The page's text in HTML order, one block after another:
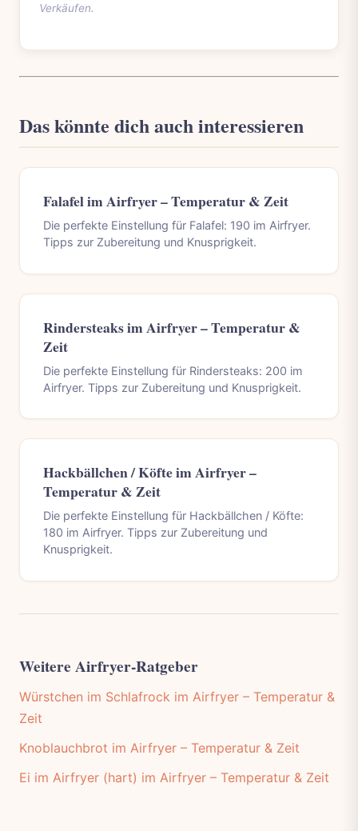
Verkäufen.
Das könnte dich auch interessieren
Falafel im Airfryer – Temperatur & Zeit
Die perfekte Einstellung für Falafel: 190 im Airfryer.
Tipps zur Zubereitung und Knusprigkeit.
Rindersteaks im Airfryer – Temperatur &
Zeit
Die perfekte Einstellung für Rindersteaks: 200 im
Airfryer. Tipps zur Zubereitung und Knusprigkeit.
Hackbällchen / Köfte im Airfryer –
Temperatur & Zeit
Die perfekte Einstellung für Hackbällchen / Köfte:
180 im Airfryer. Tipps zur Zubereitung und
Knusprigkeit.
Weitere Airfryer-Ratgeber
Würstchen im Schlafrock im Airfryer – Temperatur &
Zeit
Knoblauchbrot im Airfryer – Temperatur & Zeit
Ei im Airfryer (hart) im Airfryer – Temperatur & Zeit